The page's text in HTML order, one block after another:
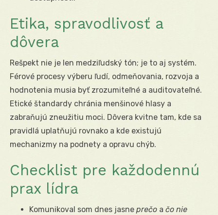
Etika, spravodlivosť a
dôvera
Rešpekt nie je len medziľudský tón; je to aj systém.
Férové procesy výberu ľudí, odmeňovania, rozvoja a
hodnotenia musia byť zrozumiteľné a auditovateľné.
Etické štandardy chránia menšinové hlasy a
zabraňujú zneužitiu moci. Dôvera kvitne tam, kde sa
pravidlá uplatňujú rovnako a kde existujú
mechanizmy na podnety a opravu chýb.
Checklist pre každodennú
prax lídra
Komunikoval som dnes jasne prečo a čo nie